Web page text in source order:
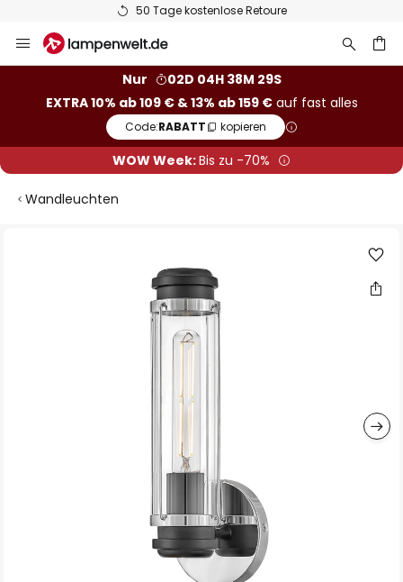
50 Tage kostenlose Retoure
Inhalt
Nur
02D 04H 38M 29S
EXTRA 10% ab 109 € & 13% ab 159 €auf fast alles
Code:RABATT kopieren
WOW Week:Bis zu -70%
Wandleuchten